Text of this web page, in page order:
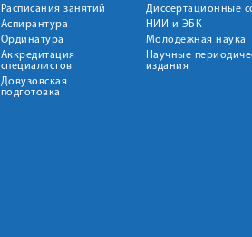
Расписания занятий
Аспирантура
Ординатура
Аккредитация
специалистов
Довузовская
подготовка
Диссертационные
НИИ и ЭБК
Молодежная наука
Научные
издания